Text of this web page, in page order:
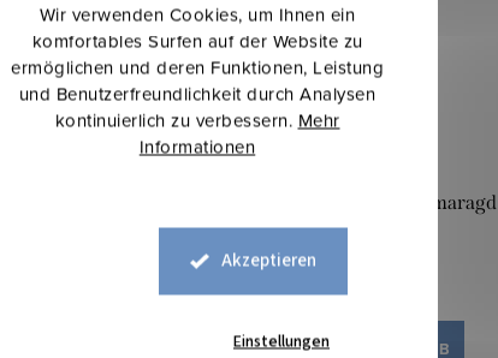
Wir verwenden Cookies, um Ihnen ein
komfortables Surfen auf der Website zu
ermöglichen und deren Funktionen, Leistung
und Benutzerfreundlichkeit durch Analysen
kontinuierlich zu verbessern. Mehr
Informationen
Akzeptieren
Einstellungen
Kostümstoff Sydney - Smaragd
IN DEN WARENKORB